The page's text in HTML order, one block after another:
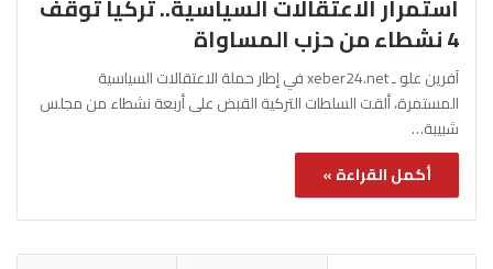
استمرار الاعتقالات السياسية.. تركيا توقف
4 نشطاء من حزب المساواة
آفرين علو ـ xeber24.net في إطار حملة الاعتقالات السياسية
المستمرة، ألقت السلطات التركية القبض على أربعة نشطاء من مجلس
شبيبة…
أكمل القراءة »